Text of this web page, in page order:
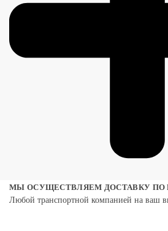
МЫ ОСУЩЕСТВЛЯЕМ ДОСТАВКУ ПО
Любой транспортной компанией на ваш